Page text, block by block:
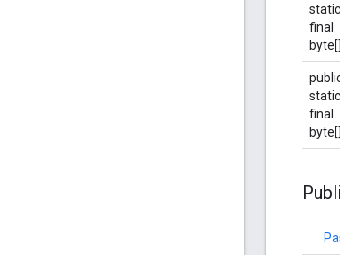
static
final
byte[]
static
final
byte[]